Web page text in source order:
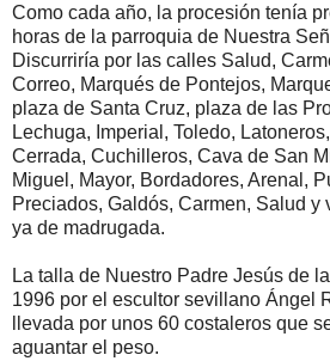
Como cada año, la procesión tenía
horas de la parroquia de Nuestra
Discurriría por las calles Salud,
Correo, Marqués de Pontejos,
plaza de Santa Cruz, plaza de las
Lechuga, Imperial, Toledo,
Cerrada, Cuchilleros, Cava de San
Miguel, Mayor, Bordadores, Arenal,
Preciados, Galdós, Carmen, Salud y
ya de madrugada.
La talla de Nuestro Padre Jesús de
1996 por el escultor sevillano Ángel
llevada por unos 60 costaleros que
aguantar el peso.